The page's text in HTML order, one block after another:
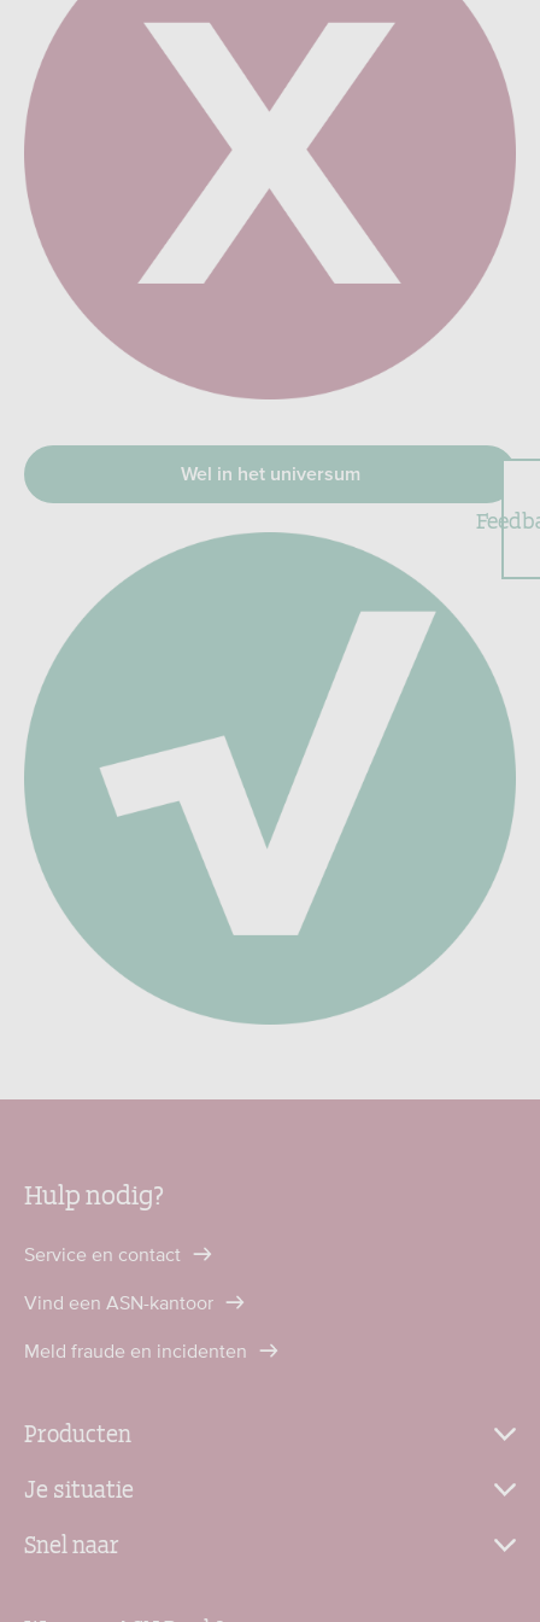
Wel in het universum
Hulp nodig?
Service en contact
Vind een ASN-kantoor
Meld fraude en incidenten
Producten
Je situatie
Snel naar